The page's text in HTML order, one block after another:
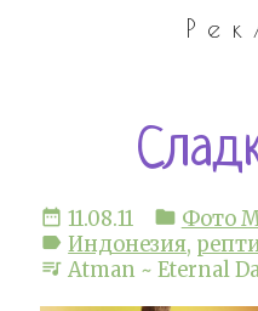
date_range 11.08.11 folder Фото
label Индонезия,
queue_music Atman ~ Eternal